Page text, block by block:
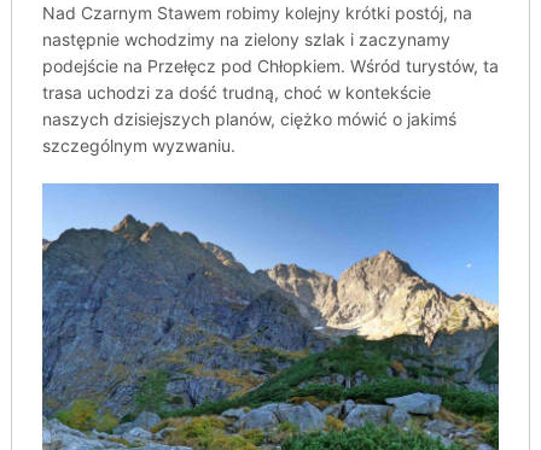
Nad Czarnym Stawem robimy kolejny krótki postój, na
następnie wchodzimy na zielony szlak i zaczynamy
podejście na Przełęcz pod Chłopkiem. Wśród turystów, ta
trasa uchodzi za dość trudną, choć w kontekście
naszych dzisiejszych planów, ciężko mówić o jakimś
szczególnym wyzwaniu.